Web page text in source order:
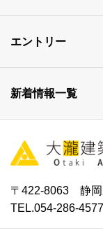
エントリー
新着情報一覧
〒422-8063 静岡
TEL.054-286-